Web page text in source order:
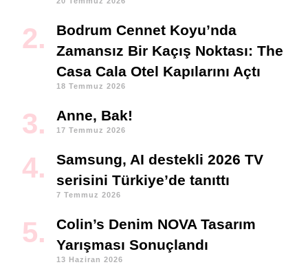
Bodrum Cennet Koyu’nda
Zamansız Bir Kaçış Noktası: The
Casa Cala Otel Kapılarını Açtı
18 Temmuz 2026
Anne, Bak!
17 Temmuz 2026
Samsung, AI destekli 2026 TV
serisini Türkiye’de tanıttı
7 Temmuz 2026
Colin’s Denim NOVA Tasarım
Yarışması Sonuçlandı
13 Haziran 2026